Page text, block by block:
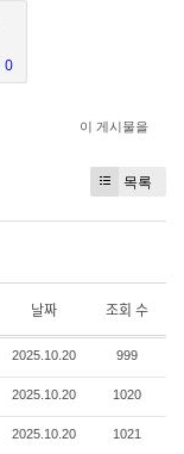
0
이 게시물을
목록
날짜 조회 수
2025.10.20 999
2025.10.20 1020
2025.10.20 1021